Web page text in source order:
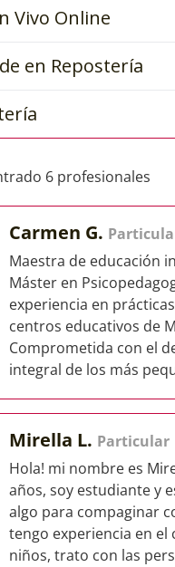
6 profesionales
Carmen G.
Maestra de educación
Máster en
experiencia en
centros educativos de
Comprometida con el
integral de los más
Mirella L. Particular
Hola! mi nombre es
años, soy estudiante y
algo para compaginar
tengo experiencia en el
niños, trato con las